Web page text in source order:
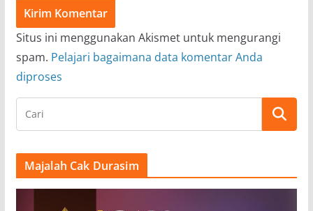
Situs ini menggunakan Akismet untuk mengurangi
spam. Pelajari bagaimana data komentar Anda
diproses
Majalah Cak Durasim